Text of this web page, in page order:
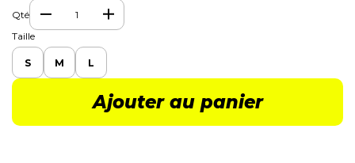
Qté
Taille
S M L
Ajouter au panier